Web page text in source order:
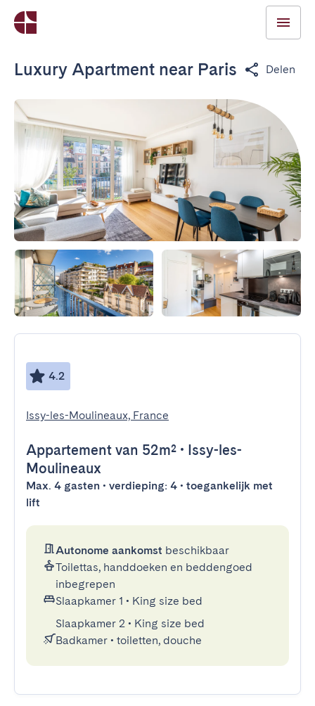
Luxury Apartment near Paris Delen
4.2
Issy-les-Moulineaux, France
Appartement van 52m² • Issy-les-
Moulineaux
Max. 4 gasten • verdieping: 4 • toegankelijk met
lift
Autonome aankomst beschikbaar
Toilettas, handdoeken en beddengoed
inbegrepen
Slaapkamer 1 • King size bed
Slaapkamer 2 • King size bed
Badkamer • toiletten, douche